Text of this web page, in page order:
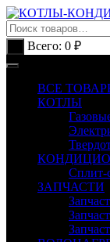
Перейти
к
содержимому
Всего: 0 ₽
ВСЕ
КОТЛЫ
Сплит-
ЗАПЧАСТИ